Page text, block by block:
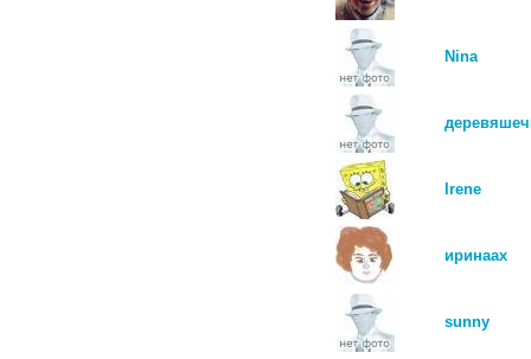
Nina
Irene
иринаах
sunny